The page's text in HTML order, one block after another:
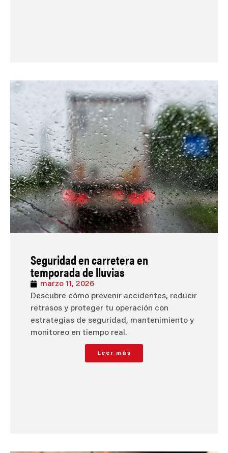
Seguridad en carretera en
temporada de lluvias
marzo 11, 2026
Descubre cómo prevenir accidentes, reducir
retrasos y proteger tu operación con
estrategias de seguridad, mantenimiento y
monitoreo en tiempo real.
Leer más